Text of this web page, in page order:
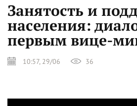
Занятость и
населения:
первым вице-
10:57, 29/06 36